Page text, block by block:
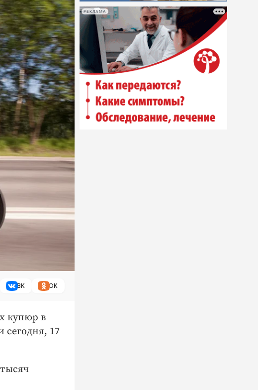
ВК ОК
купюр в
сегодня, 17
РЕКЛАМА